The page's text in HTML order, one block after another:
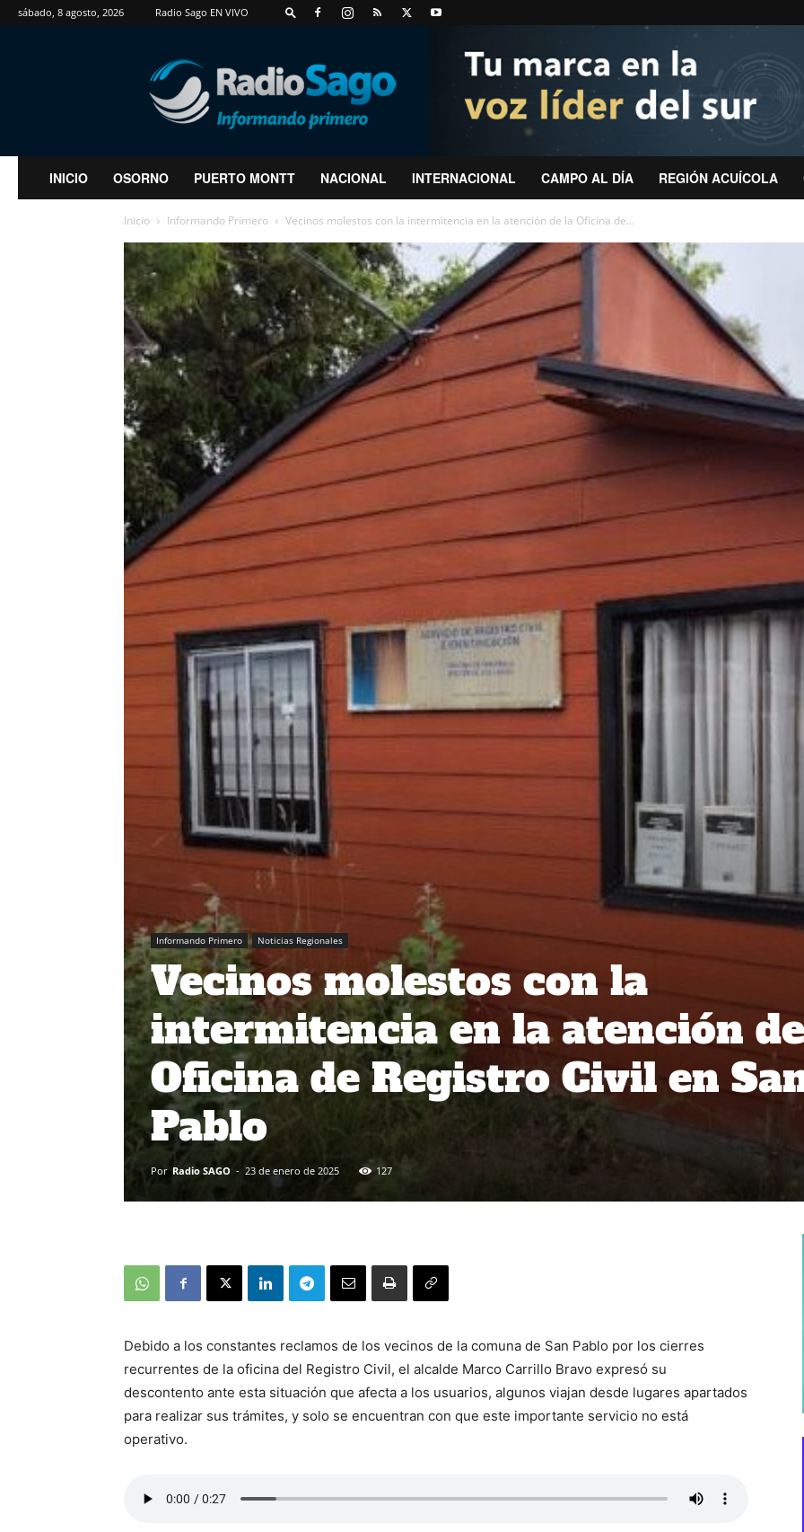
sábado, 8 agosto, 2026 Radio Sago EN VIVO
RadioSago
INICIO OSORNO PUERTO MONTT NACIONAL INTERNACIONAL CAMPO AL DÍA REGIÓN ACUÍCOLA
Inicio Informando Primero Vecinos molestos con la intermitencia en la atención de la Oficina de...
Informando Primero Noticias Regionales
Vecinos molestos con la
intermitencia en la atención
Oficina de Registro Civil en
Pablo
Por Radio SAGO - 23 de enero de 2025 127
Debido a los constantes reclamos de los vecinos de la comuna de San Pablo por los cierres
recurrentes de la oficina del Registro Civil, el alcalde Marco Carrillo Bravo expresó su
descontento ante esta situación que afecta a los usuarios, algunos viajan desde lugares apartados
para realizar sus trámites, y solo se encuentran con que este importante servicio no está
operativo.